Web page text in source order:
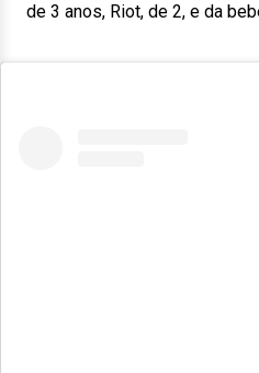
de 3 anos, Riot, de 2, e da